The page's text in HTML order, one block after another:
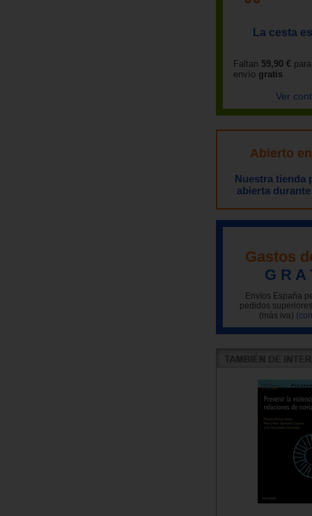
La cesta
Faltan 59,90 €
envío gratis
Ver
Abierto
Nuestra tienda
abierta
Gastos
G R A
Envíos España
pedidos
(más iva)